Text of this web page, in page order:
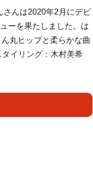
さんは2020年2月にデビ
ーを果たしました。は
丸ヒップと柔らかな曲
イリング：木村美希
のマシュマロボディで
きを見せてくれまし